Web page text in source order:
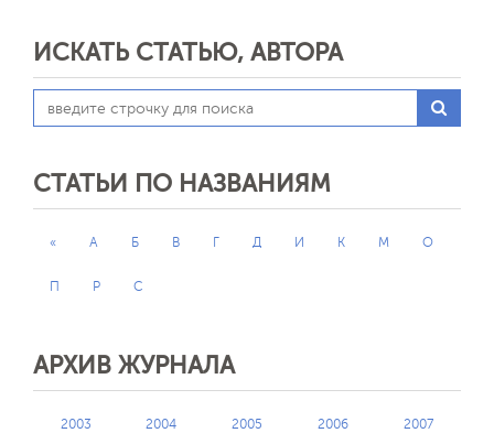
ИСКАТЬ СТАТЬЮ, АВТОРА
СТАТЬИ ПО НАЗВАНИЯМ
« А Б В Г Д И К М О
П Р С
АРХИВ ЖУРНАЛА
2003 2004 2005 2006 2007